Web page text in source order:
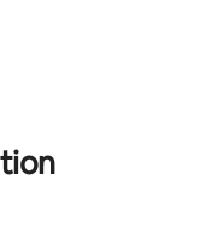
: 4,89 sur 5